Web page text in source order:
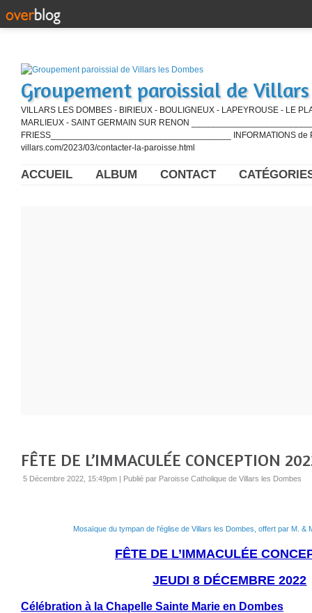
Groupement paroissial de
VILLARS LES DOMBES - BIRIEUX - BOULIGNEUX - LAPEYROUSE - LE
MARLIEUX - SAINT GERMAIN SUR RENON
FRIESS_____________________________________ INFORMATIONS de
villars.com/2023/03/contacter-la-paroisse.html
ACCUEIL ALBUM CONTACT
FÊTE DE L’IMMACULÉE CONCEPTION
5 Décembre 2022, 15:49pm | Publié par Paroisse Catholique de Villars les Dombes
Mosaïque du tympan de l'église de Villars les Dombes, offert par M. &
FÊTE DE L’IMMACULÉE
JEUDI 8 DÉCEMBRE 2022
Célébration à la Chapelle Sainte Marie en Dombes